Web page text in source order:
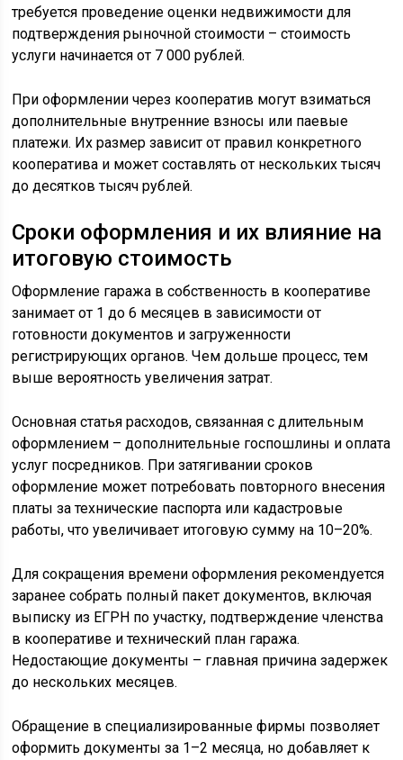
требуется проведение оценки недвижимости для
подтверждения рыночной стоимости – стоимость
услуги начинается от 7 000 рублей.
При оформлении через кооператив могут взиматься
дополнительные внутренние взносы или паевые
платежи. Их размер зависит от правил конкретного
кооператива и может составлять от нескольких тысяч
до десятков тысяч рублей.
Сроки оформления и их влияние на
итоговую стоимость
Оформление гаража в собственность в кооперативе
занимает от 1 до 6 месяцев в зависимости от
готовности документов и загруженности
регистрирующих органов. Чем дольше процесс, тем
выше вероятность увеличения затрат.
Основная статья расходов, связанная с длительным
оформлением – дополнительные госпошлины и оплата
услуг посредников. При затягивании сроков
оформление может потребовать повторного внесения
платы за технические паспорта или кадастровые
работы, что увеличивает итоговую сумму на 10–20%.
Для сокращения времени оформления рекомендуется
заранее собрать полный пакет документов, включая
выписку из ЕГРН по участку, подтверждение членства
в кооперативе и технический план гаража.
Недостающие документы – главная причина задержек
до нескольких месяцев.
Обращение в специализированные фирмы позволяет
оформить документы за 1–2 месяца, но добавляет к